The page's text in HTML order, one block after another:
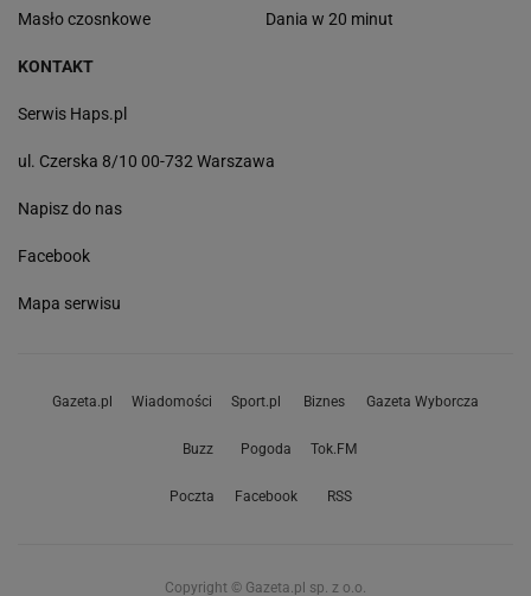
Masło czosnkowe Dania w 20 minut
KONTAKT
Serwis Haps.pl
ul. Czerska 8/10 00-732 Warszawa
Napisz do nas
Facebook
Mapa serwisu
Gazeta.pl Wiadomości Sport.pl Biznes Gazeta Wyborcza
Buzz Pogoda Tok.FM
Poczta Facebook RSS
Copyright © Gazeta.pl sp. z o.o.